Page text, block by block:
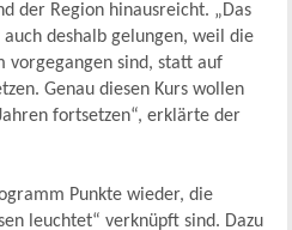
der Region hinausreicht. „Das
deshalb gelungen, weil die
vorgegangen sind, statt auf
Genau diesen Kurs wollen
fortsetzen“, erklärte der
Punkte wieder, die
leuchtet“ verknüpft sind. Dazu